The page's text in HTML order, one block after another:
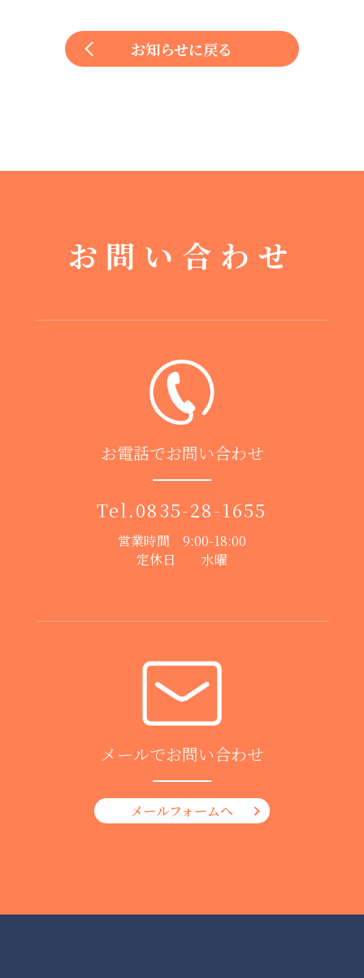
お知らせに戻る
お問い合わせ
お電話でお問い合わせ
Tel.0835-28-1655
営業時間 9:00-18:00
定休日 水曜
メールでお問い合わせ
メールフォームへ